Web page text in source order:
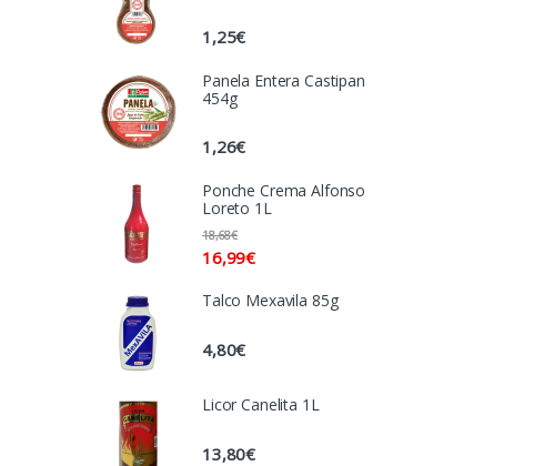
1,25€
Panela Entera Castipan
454g
1,26€
Ponche Crema Alfonso
Loreto 1L
16,99€
18,68€
Talco Mexavila 85g
4,80€
Licor Canelita 1L
13,80€